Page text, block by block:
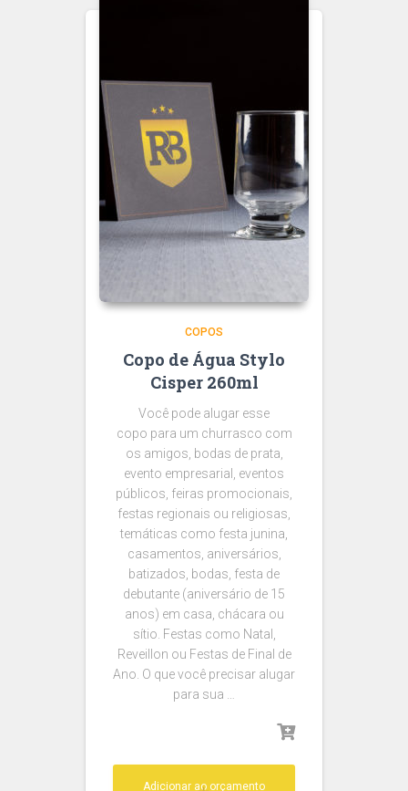
COPOS
Copo de Água Stylo
Cisper 260ml
Você pode alugar esse
copo para um churrasco com
os amigos, bodas de prata,
evento empresarial, eventos
públicos, feiras promocionais,
festas regionais ou religiosas,
temáticas como festa junina,
casamentos, aniversários,
batizados, bodas, festa de
debutante (aniversário de 15
anos) em casa, chácara ou
sítio. Festas como Natal,
Reveillon ou Festas de Final de
Ano. O que você precisar alugar
para sua …
Adicionar ao orçamento